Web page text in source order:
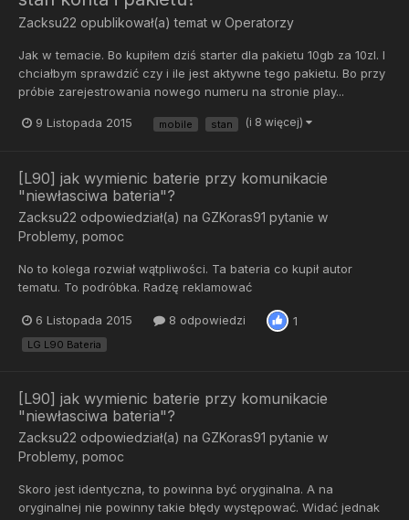
Zacksu22 opublikował(a) temat w Operatorzy
Jak w temacie. Bo kupiłem dziś starter dla pakietu 10gb za 10zl. I
chciałbym sprawdzić czy i ile jest aktywne tego pakietu. Bo przy
próbie zarejestrowania nowego numeru na stronie play...
9 Listopada 2015 mobile stan (i 8 więcej)
[L90] jak wymienic baterie przy komunikacie
"niewłasciwa bateria"?
Zacksu22 odpowiedział(a) na GZKoras91 pytanie w
Problemy, pomoc
No to kolega rozwiał wątpliwości. Ta bateria co kupił autor
tematu. To podróbka. Radzę reklamować
6 Listopada 2015 8 odpowiedzi 1
LG L90 Bateria
[L90] jak wymienic baterie przy komunikacie
"niewłasciwa bateria"?
Zacksu22 odpowiedział(a) na GZKoras91 pytanie w
Problemy, pomoc
Skoro jest identyczna, to powinna być oryginalna. A na
oryginalnej nie powinny takie błędy występować. Widać jednak